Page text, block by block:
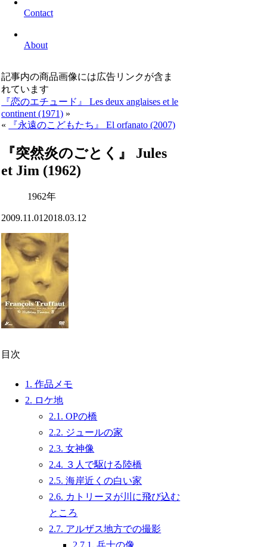
Contact
About
記事内の商品画像には広告リンクが含ま
れています
『恋のエチュード』 Les deux anglaises et le
continent (1971) »
«
『永遠のこどもたち』 El orfanato (2007)
『突然炎のごとく』 Jules
et Jim (1962)
1962年
2009.11.01 2018.03.12
目次
1. 作品メモ
2. ロケ地
2.1. OPの橋
2.2. ジュールの家
2.3. 女神像
2.4. ３人で駆ける陸橋
2.5. 海岸近くの白い家
2.6. カトリーヌが川に飛び込む
ところ
2.7. アルザス地方での撮影
2.7.1. 兵士の像